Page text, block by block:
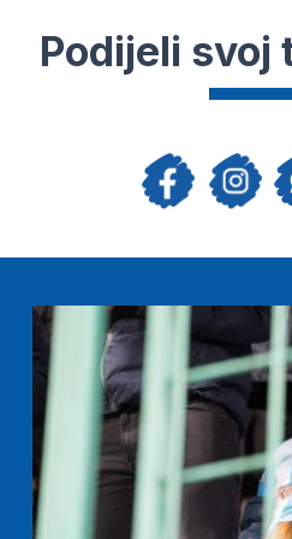
Podijeli svoj